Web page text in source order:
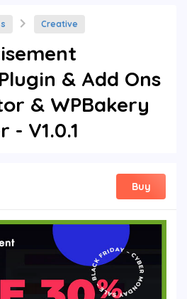
Creative
& Add Ons
& WPBakery
- V1.0.1
Buy